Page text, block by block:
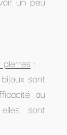
:
sont
au
sont